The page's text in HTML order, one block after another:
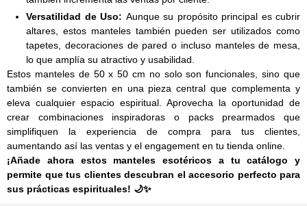
Versatilidad de Uso: Aunque su propósito principal es cubrir
altares, estos manteles también pueden ser utilizados como
tapetes, decoraciones de pared o incluso manteles de mesa,
lo que amplía su atractivo y usabilidad.
Estos manteles de 50 x 50 cm no solo son funcionales, sino que
también se convierten en una pieza central que complementa y
eleva cualquier espacio espiritual. Aprovecha la oportunidad de
crear combinaciones inspiradoras o packs prearmados que
simplifiquen la experiencia de compra para tus clientes,
aumentando así las ventas y el engagement en tu tienda online.
¡Añade ahora estos manteles esotéricos a tu catálogo y
permite que tus clientes descubran el accesorio perfecto para
sus prácticas espirituales! 🌙✨